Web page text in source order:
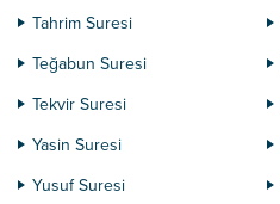
Tahrim Suresi
Teğabun Suresi
Tekvir Suresi
Yasin Suresi
Yusuf Suresi